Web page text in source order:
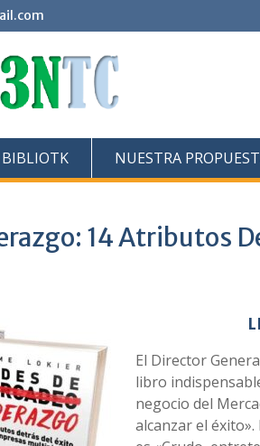
BIBLIOTK NUESTRA
14 Atributos
El Director
libro
negocio del
alcanzar el